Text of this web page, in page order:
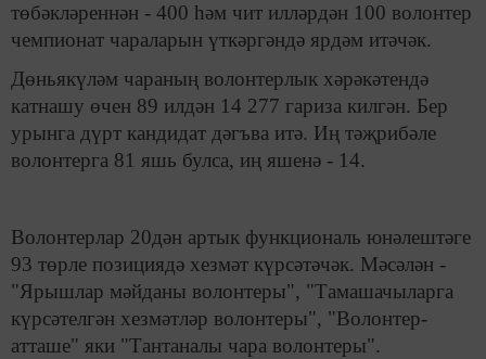
төбәкләреннән - 400 һәм чит илләрдән 100 волонтер
чемпионат чараларын үткәргәндә ярдәм итәчәк.
Дөньякүләм чараның волонтерлык хәрәкәтендә
катнашу өчен 89 илдән 14 277 гариза килгән. Бер
урынга дүрт кандидат дәгъва итә. Иң тәҗрибәле
волонтерга 81 яшь булса, иң яшенә - 14.
Волонтерлар 20дән артык функциональ юнәлештәге
93 төрле позициядә хезмәт күрсәтәчәк. Мәсәлән -
"Ярышлар мәйданы волонтеры", "Тамашачыларга
күрсәтелгән хезмәтләр волонтеры", "Волонтер-
атташе" яки "Тантаналы чара волонтеры".